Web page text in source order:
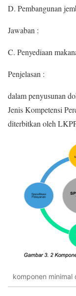
D. Pembangunan
Jawaban :
C. Penyediaan
Penjelasan :
dalam penyusunan
Jenis Kompetensi
diterbitkan oleh
komponen